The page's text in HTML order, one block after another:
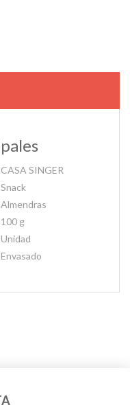
CASA SINGER
Snack
Almendras
100 g
Unidad
Envasado